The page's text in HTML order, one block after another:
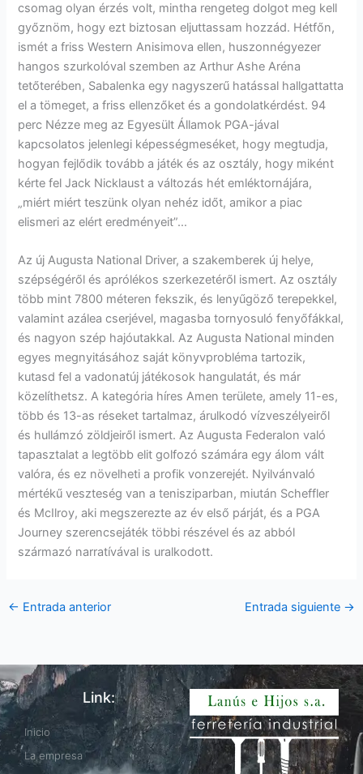
csomag olyan érzés volt, mintha rengeteg dolgot meg kell
győznöm, hogy ezt biztosan eljuttassam hozzád. Hétfőn,
ismét a friss Western Anisimova ellen, huszonnégyezer
hangos szurkolóval szemben az Arthur Ashe Aréna
tetőterében, Sabalenka egy nagyszerű hatással hallgattatta
el a tömeget, a friss ellenzőket és a gondolatkérdést. 94
perc Nézze meg az Egyesült Államok PGA-jával
kapcsolatos jelenlegi képességmeséket, hogy megtudja,
hogyan fejlődik tovább a játék és az osztály, hogy miként
kérte fel Jack Nicklaust a változás hét emléktornájára,
„miért miért teszünk olyan nehéz időt, amikor a piac
elismeri az elért eredményeit”…
Az új Augusta National Driver, a szakemberek új helye,
szépségéről és aprólékos szerkezetéről ismert. Az osztály
több mint 7800 méteren fekszik, és lenyűgöző terepekkel,
valamint azálea cserjével, magasba tornyosuló fenyőfákkal,
és nagyon szép hajóutakkal. Az Augusta National minden
egyes megnyitásához saját könyvprobléma tartozik,
kutasd fel a vadonatúj játékosok hangulatát, és már
közelíthetsz. A kategória híres Amen területe, amely 11-es,
több és 13-as réseket tartalmaz, árulkodó vízveszélyeiről
és hullámzó zöldjeiről ismert. Az Augusta Federalon való
tapasztalat a legtöbb elit golfozó számára egy álom vált
valóra, és ez növelheti a profik vonzerejét. Nyilvánvaló
mértékű veszteség van a tenisziparban, miután Scheffler
és McIlroy, aki megszerezte az év első párját, és a PGA
Journey szerencsejáték többi részével és az abból
származó narratívával is uralkodott.
← Entrada anterior Entrada siguiente →
Link:
Inicio
La empresa